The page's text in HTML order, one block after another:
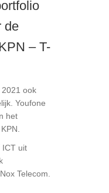
de
– T-
2021 ook
Youfone
het
ICT uit
Telecom.